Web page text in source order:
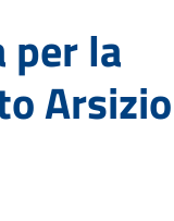
per la
Arsizio